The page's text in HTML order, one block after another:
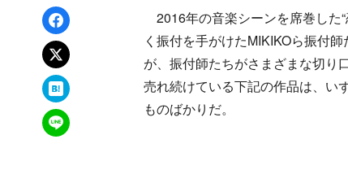
Facebookでシェア
xでポスト
はてなブックマーク
LINEで送る
2016年の音楽シーンを席巻した
く振付を手がけたMIKIKOら振付
が、振付師たちがさまざまな切り
売れ続けている下記の作品は、い
ものばかりだ。